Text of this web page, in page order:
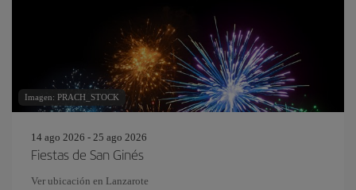
Imagen: PRACH_STOCK
14 ago 2026 - 25 ago 2026
Fiestas de San Ginés
Ver ubicación en Lanzarote